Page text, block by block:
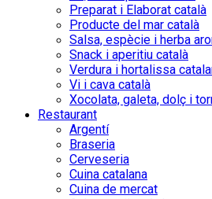
Preparat i Elaborat català
Producte del mar català
Salsa, espècie i herba
Snack i aperitiu català
Verdura i hortalissa
Vi i cava català
Xocolata, galeta, dolç i
Restaurant
Argentí
Braseria
Cerveseria
Cuina catalana
Cuina de mercat